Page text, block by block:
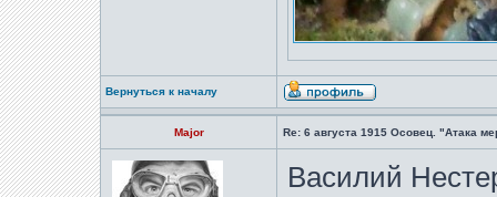
Вернуться к началу
Major Re: 6 августа 1915 Осовец. "Атака
Василий